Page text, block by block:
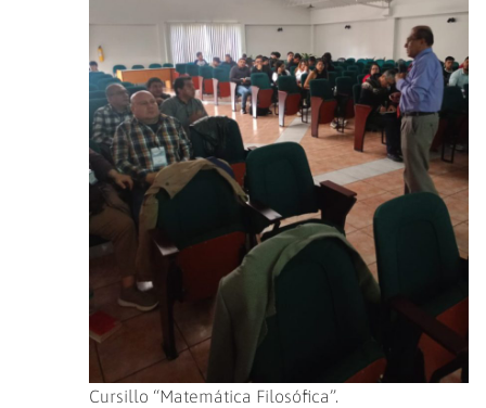
Cursillo “Matemática Filosófica”.